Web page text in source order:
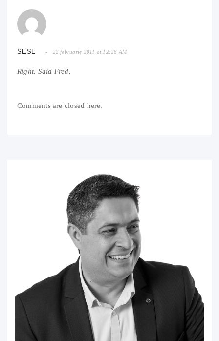
SESE 22 februarie 2011 at 12:28 AM
Right. Said Fred.
Comments are closed here.